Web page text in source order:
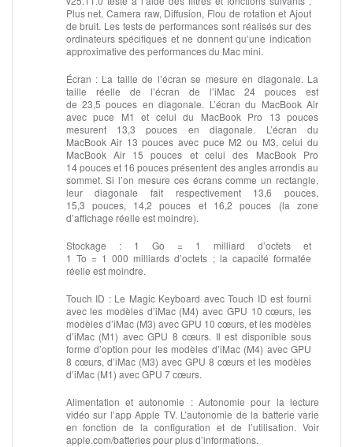
Plus net, Camera raw, Diffusion, Flou de rotation et Ajout
de bruit. Les tests de performances sont réalisés sur des
ordinateurs spécifiques et ne donnent qu’une indication
approximative des performances du Mac mini.
Écran :La taille de l’écran se mesure en diagonale. La
taille réelle de l’écran de l’iMac 24 pouces est
de 23,5 pouces en diagonale. L’écran du MacBook Air
avec puce M1 et celui du MacBook Pro 13 pouces
mesurent 13,3 pouces en diagonale. L’écran du
MacBook Air 13 pouces avec puce M2 ou M3, celui du
MacBook Air 15 pouces et celui des MacBook Pro
14 pouces et 16 pouces présentent des angles arrondis au
sommet. Si l’on mesure ces écrans comme un rectangle,
leur diagonale fait respectivement 13,6 pouces,
15,3 pouces, 14,2 pouces et 16,2 pouces (la zone
d’affichage réelle est moindre).
Stockage :1 Go = 1 milliard d’octets et
1 To = 1 000 milliards d’octets ; la capacité formatée
réelle est moindre.
Touch ID :Le Magic Keyboard avec Touch ID est fourni
avec les modèles d’iMac (M4) avec GPU 10 cœurs, les
modèles d’iMac (M3) avec GPU 10 cœurs, et les modèles
d’iMac (M1) avec GPU 8 cœurs. Il est disponible sous
forme d’option pour les modèles d’iMac (M4) avec GPU
8 cœurs, d’iMac (M3) avec GPU 8 cœurs et les modèles
d’iMac (M1) avec GPU 7 cœurs.
Alimentation et autonomie :Autonomie pour la lecture
vidéo sur l’app Apple TV. L’autonomie de la batterie varie
en fonction de la configuration et de l’utilisation. Voir
apple.com/batteries pour plus d’informations.